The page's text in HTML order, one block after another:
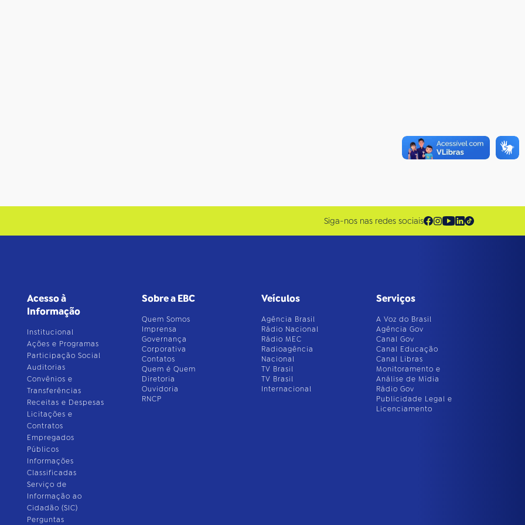
Siga-nos nas redes sociais
Acesso à
Informação
Institucional
Ações e Programas
Participação Social
Auditorias
Convênios e
Transferências
Receitas e Despesas
Licitações e
Contratos
Empregados
Públicos
Informações
Classificadas
Serviço de
Informação ao
Cidadão (SIC)
Perguntas
Sobre a EBC
Quem Somos
Imprensa
Governança
Corporativa
Contatos
Quem é Quem
Diretoria
Ouvidoria
RNCP
Veículos
Agência Brasil
Rádio Nacional
Rádio MEC
Radioagência
Nacional
TV Brasil
TV Brasil
Internacional
Serviços
A Voz do Brasil
Agência Gov
Canal Gov
Canal Educação
Canal Libras
Monitoramento e
Análise de Mídia
Rádio Gov
Publicidade Legal e
Licenciamento